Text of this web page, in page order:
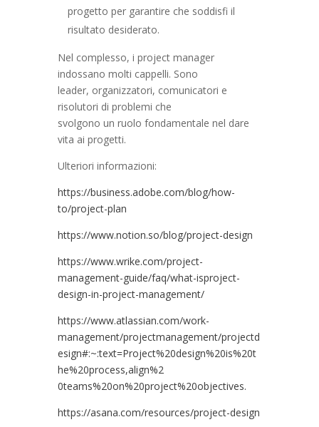
progetto per garantire che soddisfi il
risultato desiderato.
Nel complesso, i project manager
indossano molti cappelli. Sono
leader, organizzatori, comunicatori e
risolutori di problemi che
svolgono un ruolo fondamentale nel dare
vita ai progetti.
Ulteriori informazioni:
https://business.adobe.com/blog/how-
to/project-plan
https://www.notion.so/blog/project-design
https://www.wrike.com/project-
management-guide/faq/what-isproject-
design-in-project-management/
https://www.atlassian.com/work-
management/projectmanagement/projectd
esign#:~:text=Project%20design%20is%20t
he%20process,align%2
0teams%20on%20project%20objectives.
https://asana.com/resources/project-design